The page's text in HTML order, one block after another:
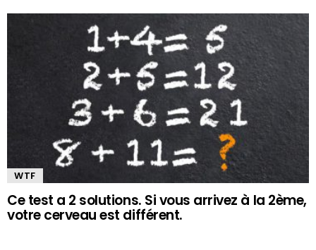
WTF
Ce test a 2 solutions. Si vous arrivez à la 2ème,
votre cerveau est différent.